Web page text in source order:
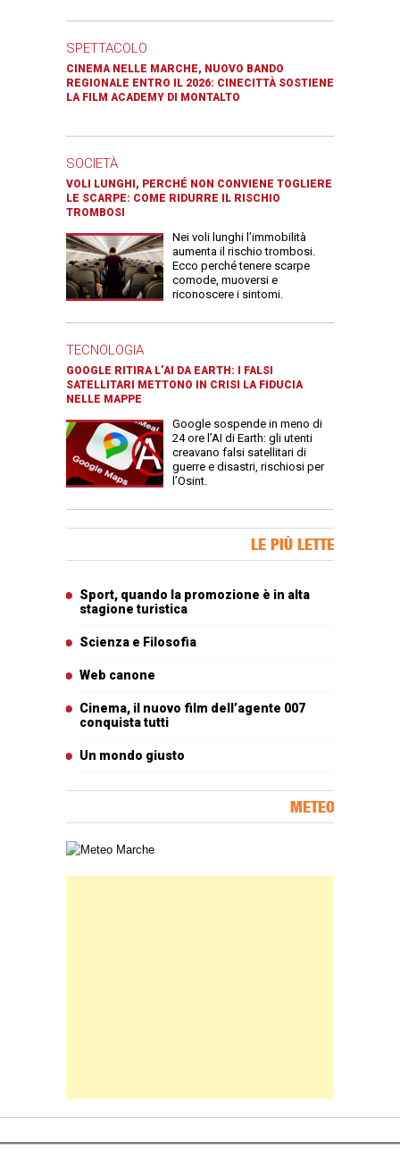
SPETTACOLO
CINEMA NELLE MARCHE, NUOVO BANDO
REGIONALE ENTRO IL 2026: CINECITTÀ SOSTIENE
LA FILM ACADEMY DI MONTALTO
SOCIETÀ
VOLI LUNGHI, PERCHÉ NON CONVIENE TOGLIERE
LE SCARPE: COME RIDURRE IL RISCHIO
TROMBOSI
Nei voli lunghi l’immobilità
aumenta il rischio trombosi.
Ecco perché tenere scarpe
comode, muoversi e
riconoscere i sintomi.
TECNOLOGIA
GOOGLE RITIRA L’AI DA EARTH: I FALSI
SATELLITARI METTONO IN CRISI LA FIDUCIA
NELLE MAPPE
Google sospende in meno di
24 ore l’AI di Earth: gli utenti
creavano falsi satellitari di
guerre e disastri, rischiosi per
l’Osint.
LE PIÙ LETTE
Sport, quando la promozione è in alta
stagione turistica
Scienza e Filosofia
Web canone
Cinema, il nuovo film dell’agente 007
conquista tutti
Un mondo giusto
METEO
Carta meteorologica delle Marche